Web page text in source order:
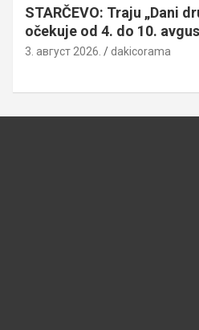
STARČEVO: Traju „Dani
očekuje od 4. do 10.
3. август 2026. dakicorama